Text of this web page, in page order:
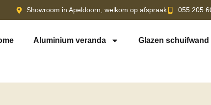
Showroom in Apeldoorn, welkom op afspraak 055 205
Aluminium veranda Glazen schuifwand